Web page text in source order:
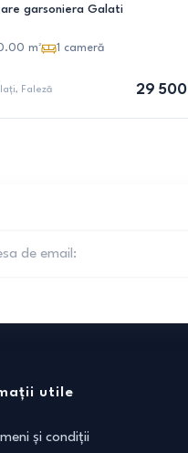
garsoniera Galati
m² 1 cameră
, Faleză 29 500
utile
și condiții